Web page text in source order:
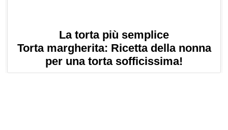
La torta più semplice
Torta margherita: Ricetta della nonna
per una torta sofficissima!